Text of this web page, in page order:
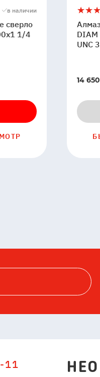
в наличии
сверло
1/4
DIAM
1/4
5
UNC
14
11